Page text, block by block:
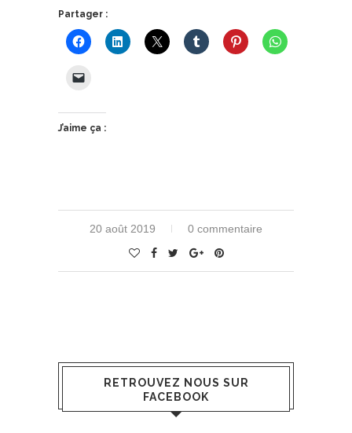
Partager :
J’aime ça :
20 août 2019 0 commentaire
RETROUVEZ NOUS SUR
FACEBOOK